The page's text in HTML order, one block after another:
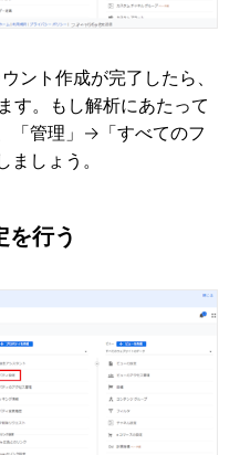
ント作成が完了したら、
す。もし解析にあたって
「管理」→「すべてのフ
しょう。
を行う